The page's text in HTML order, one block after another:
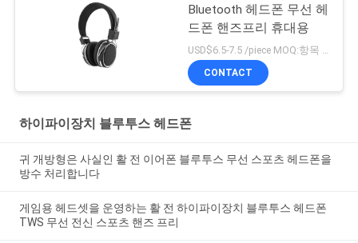
Bluetooth 헤드폰 무선 헤
드폰 핸즈프리 휴대용
CONTACT
하이파이장치 블루투스 헤드폰
귀 개방형은 사실인 활 전 이어폰 블루투스 무선 스포츠 헤드폰을
방수 처리합니다
게임용 헤드셋을 운영하는 활 전 하이파이장치 블루투스 헤드폰
TWS 무선 전신 스포츠 핸즈 프리